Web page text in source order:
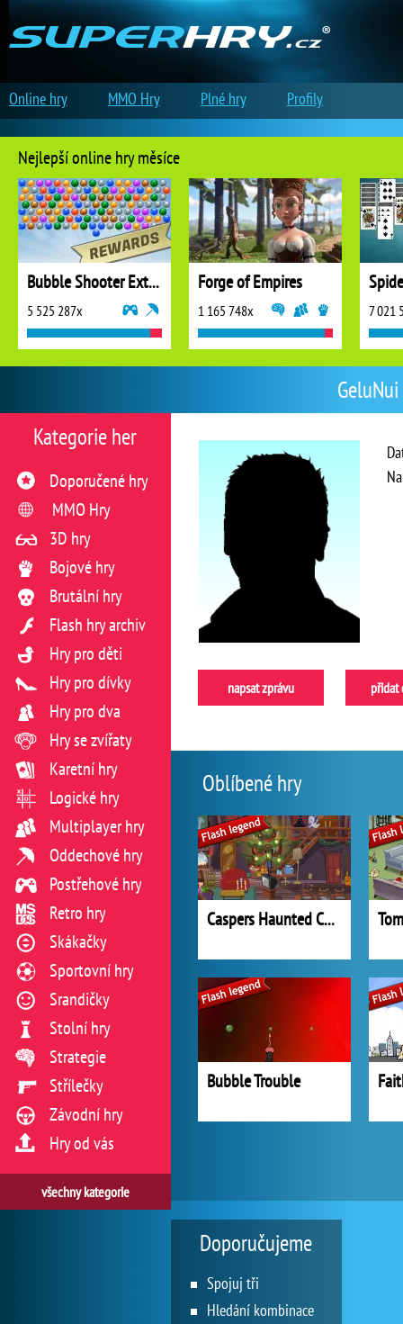
napsat zprávu přidat
Oblíbené hry
Caspers Haunted Christmas
Bubble Trouble
Kategorie her
Doporučené hry
MMO Hry
3D hry
Bojové hry
Brutální hry
Flash hry archiv
Hry pro děti
Hry pro dívky
Hry pro dva
Hry se zvířaty
Karetní hry
Logické hry
Multiplayer hry
Oddechové hry
Postřehové hry
Retro hry
Skákačky
Sportovní hry
Srandičky
Stolní hry
Strategie
Střílečky
Závodní hry
Hry od vás
všechny kategorie
Doporučujeme
Spojuj tři
Hledání kombinace
Nejlepší online hry měsíce
Bubble Shooter Extreme
5 525 287x
Forge of Empires
1 165 748x 7 021
Online hry MMO Hry Plné hry Profily